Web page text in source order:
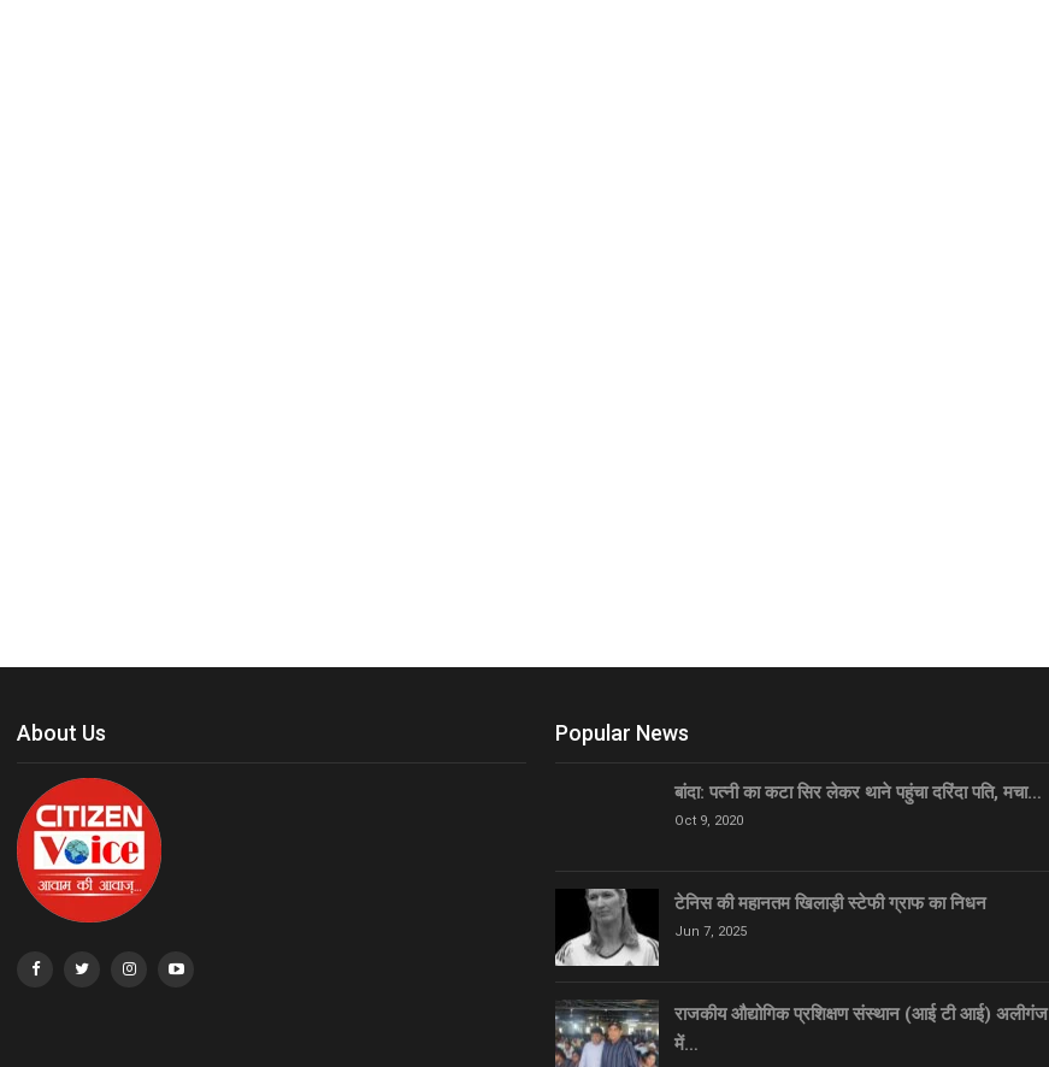
About Us Popular News
बांदा: पत्नी का कटा सिर लेकर थाने पहुंचा दरिंदा पति, मचा…
Oct 9, 2020
टेनिस की महानतम खिलाड़ी स्टेफी ग्राफ का निधन
Jun 7, 2025
राजकीय औद्योगिक प्रशिक्षण संस्थान (आई टी आई) अलीगंज
में…